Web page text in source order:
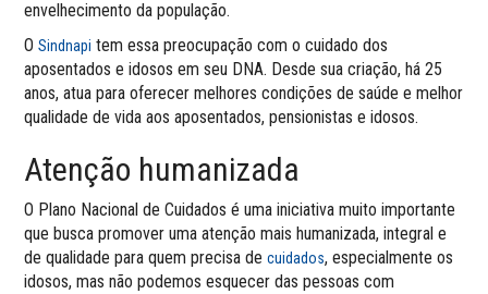
envelhecimento da população.
OSindnapi tem essa preocupação com o cuidado dos
aposentados e idosos em seu DNA. Desde sua criação, há 25
anos, atua para oferecer melhores condições de saúde e melhor
qualidade de vida aos aposentados, pensionistas e idosos.
Atenção humanizada
O Plano Nacional de Cuidados é uma iniciativa muito importante
que busca promover uma atenção mais humanizada, integral e
de qualidade para quem precisa decuidados, especialmente os
idosos, mas não podemos esquecer das pessoas com